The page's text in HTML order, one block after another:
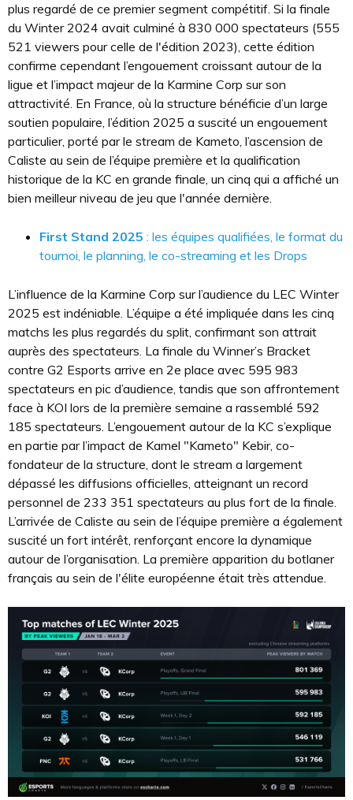
plus regardé de ce premier segment compétitif. Si la finale
du Winter 2024 avait culminé à 830 000 spectateurs (555
521 viewers pour celle de l'édition 2023), cette édition
confirme cependant l’engouement croissant autour de la
ligue et l’impact majeur de la Karmine Corp sur son
attractivité. En France, où la structure bénéficie d’un large
soutien populaire, l’édition 2025 a suscité un engouement
particulier, porté par le stream de Kameto, l’ascension de
Caliste au sein de l’équipe première et la qualification
historique de la KC en grande finale, un cinq qui a affiché un
bien meilleur niveau de jeu que l'année dernière.
First Stand 2025 : les équipes qualifiées, le format du
tournoi, le planning, le co-streaming et les Drops
L’influence de la Karmine Corp sur l’audience du LEC Winter
2025 est indéniable. L’équipe a été impliquée dans les cinq
matchs les plus regardés du split, confirmant son attrait
auprès des spectateurs. La finale du Winner’s Bracket
contre G2 Esports arrive en 2e place avec 595 983
spectateurs en pic d’audience, tandis que son affrontement
face à KOI lors de la première semaine a rassemblé 592
185 spectateurs. L’engouement autour de la KC s’explique
en partie par l’impact de Kamel "Kameto" Kebir, co-
fondateur de la structure, dont le stream a largement
dépassé les diffusions officielles, atteignant un record
personnel de 233 351 spectateurs au plus fort de la finale.
L’arrivée de Caliste au sein de l’équipe première a également
suscité un fort intérêt, renforçant encore la dynamique
autour de l’organisation. La première apparition du botlaner
français au sein de l'élite européenne était très attendue.